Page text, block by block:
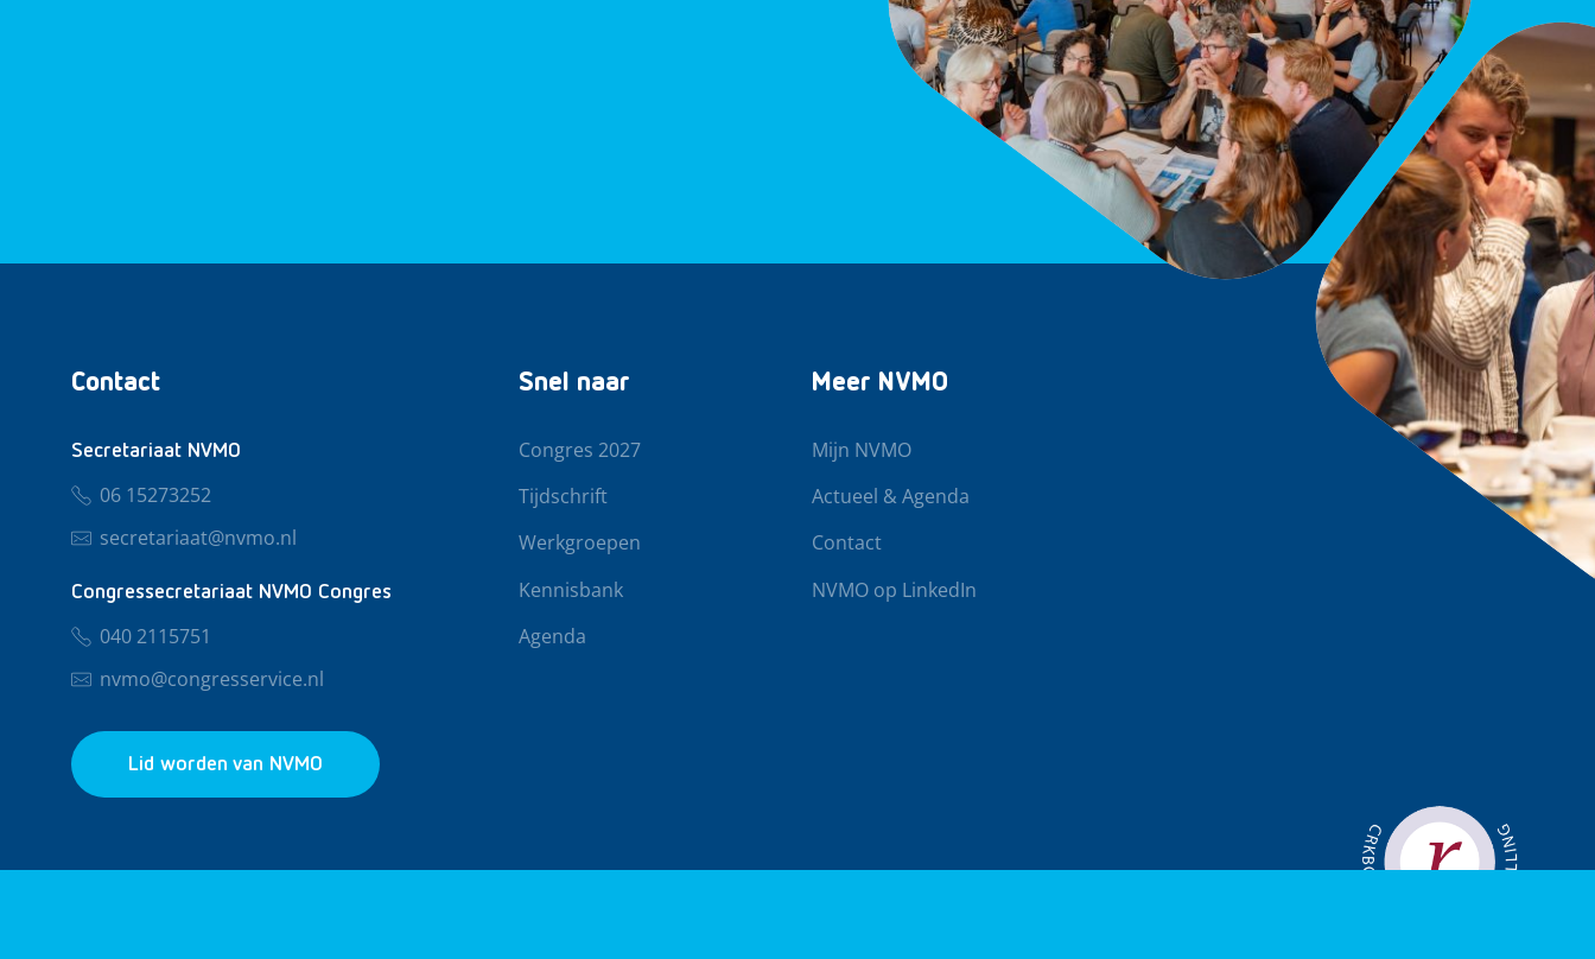
Contact
Secretariaat NVMO
06 15273252
secretariaat@nvmo.nl
Congressecretariaat NVMO Congres
040 2115751
nvmo@congresservice.nl
Lid worden van NVMO
Snel naar
Congres 2027
Tijdschrift
Werkgroepen
Kennisbank
Agenda
Meer NVMO
Mijn NVMO
Actueel & Agenda
Contact
NVMO op LinkedIn